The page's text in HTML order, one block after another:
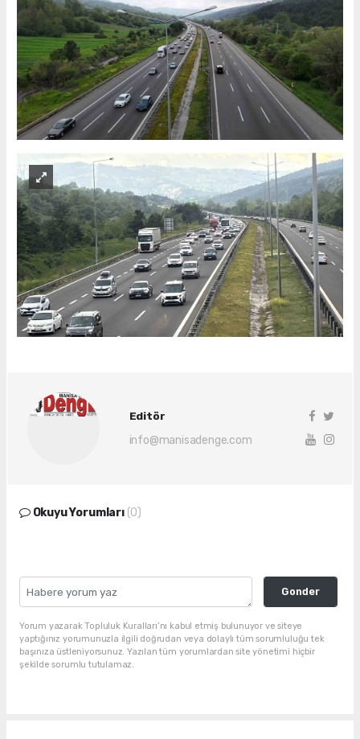
Editör
info@manisadenge.com
Okuyu Yorumları (0)
Gonder
Yorum yazarak Topluluk Kuralları’nı kabul etmiş bulunuyor ve siteye
yaptığınız yorumunuzla ilgili doğrudan veya dolaylı tüm sorumluluğu tek
başınıza üstleniyorsunuz. Yazılan tüm yorumlardan site yönetimi hiçbir
şekilde sorumlu tutulamaz.